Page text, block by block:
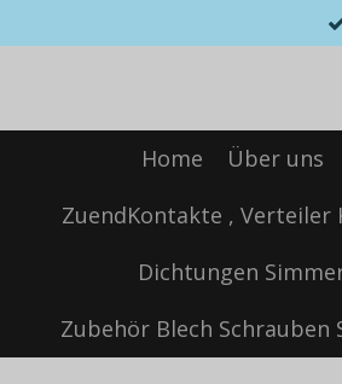
Hauptinhalt
Home Über uns
ZuendKontakte , Verteiler
Dichtungen
Zubehör Blech Schrauben